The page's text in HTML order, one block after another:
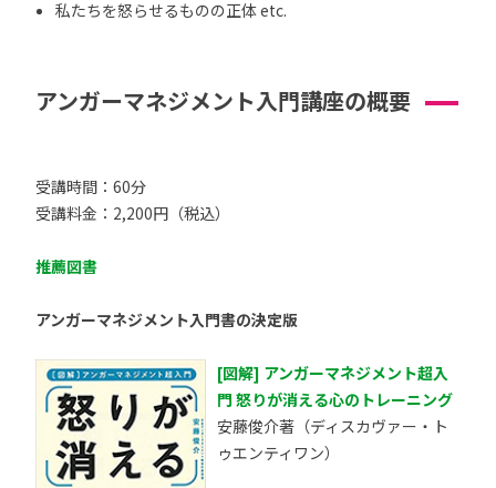
私たちを怒らせるものの正体 etc.
アンガーマネジメント入門講座の概要
受講時間：60分
受講料金：2,200円（税込）
推薦図書
アンガーマネジメント入門書の決定版
[図解] アンガーマネジメント超入
門 怒りが消える心のトレーニング
安藤俊介著（ディスカヴァー・ト
ゥエンティワン）